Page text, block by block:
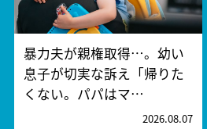
暴力夫が親権取得…。幼い
息子が切実な訴え「帰りた
くない。パパはマ…
2026.08.07